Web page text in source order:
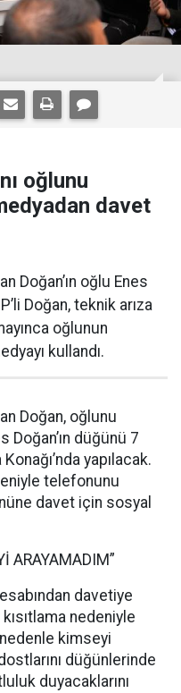
oğlunu
davet
Doğan’ın oğlu Enes
Doğan, teknik arıza
oğlunun
kullandı.
Doğan, oğlunu
Doğan’ın düğünü 7
yapılacak.
telefonunu
davet için sosyal
ARAYAMADIM”
davetiye
nedeniyle
nedenle kimseyi
düğünlerinde
duyacaklarını